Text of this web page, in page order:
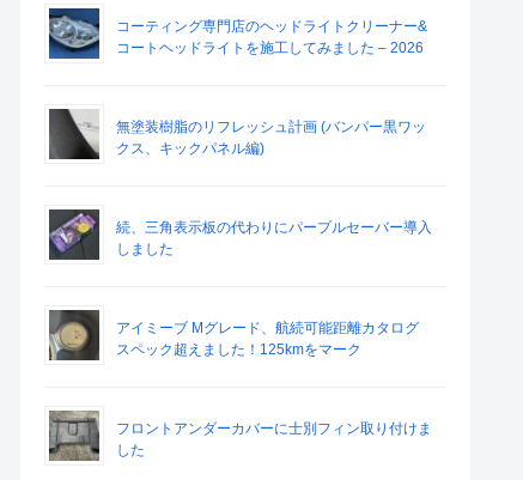
コーティング専門店のヘッドライトクリーナー&
コートヘッドライトを施工してみました – 2026
無塗装樹脂のリフレッシュ計画 (バンパー黒ワッ
クス、キックパネル編)
続、三角表示板の代わりにパープルセーバー導入
しました
アイミーブ Mグレード、航続可能距離カタログ
スペック超えました！125kmをマーク
フロントアンダーカバーに士別フィン取り付けま
した